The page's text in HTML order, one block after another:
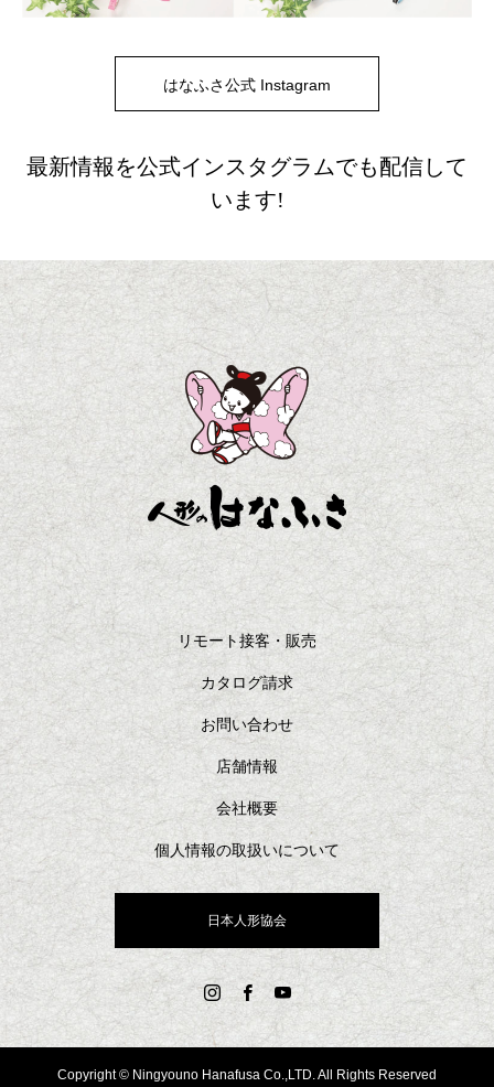
はなふさ公式 Instagram
最新情報を公式インスタグラムでも配信して
います!
リモート接客・販売
カタログ請求
お問い合わせ
店舗情報
会社概要
個人情報の取扱いについて
日本人形協会
Copyright © Ningyouno Hanafusa Co.,LTD. All Rights Reserved